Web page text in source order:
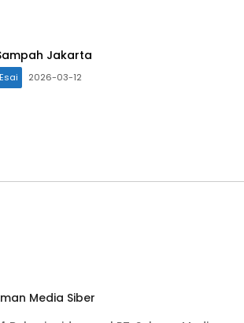
Jakarta
Esai 2026-03-12
Media Siber